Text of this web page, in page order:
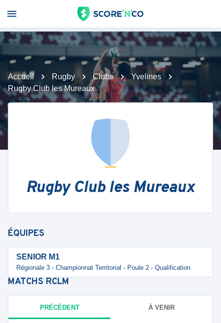
Accueil Rugby Clubs
Yvelines
Rugby Club les Mureaux
Rugby Club les Mureaux
ÉQUIPES
SENIOR M1
Régionale 3 - Championnat Territorial - Poule 2 - Qualification
MATCHS RCLM
PRÉCÉDENT À VENIR